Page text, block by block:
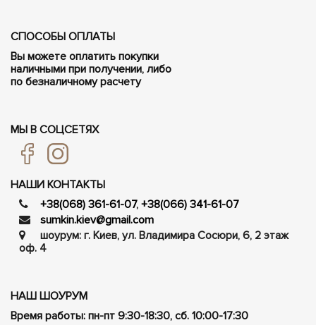
СПОСОБЫ ОПЛАТЫ
Вы можете оплатить покупки
наличными при получении, либо
по безналичному расчету
МЫ В СОЦСЕТЯХ
НАШИ КОНТАКТЫ
+38(068) 361-61-07, +38(066) 341-61-07
sumkin.kiev@gmail.com
шоурум: г. Киев, ул. Владимира Сосюри, ​​6, 2 этаж
оф. 4
НАШ ШОУРУМ
Время работы: пн-пт 9:30-18:30, сб. 10:00-17:30